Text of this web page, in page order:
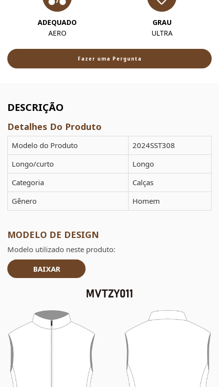
ADEQUADO
AERO
GRAU
ULTRA
Fazer uma Pergunta
DESCRIÇÃO
Detalhes Do Produto
Modelo do Produto
2024SST308
Longo/curto
Longo
Categoria
Calças
Gênero
Homem
MODELO DE DESIGN
Modelo utilizado neste produto:
BAIXAR